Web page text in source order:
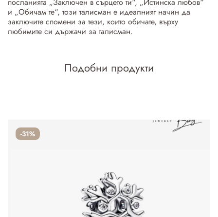
и „Обичам те“, този талисман е идеалният начин да
заключите спомени за тези, които обичате, върху
любимите си държачи за талисман.
Подобни продукти
-31%